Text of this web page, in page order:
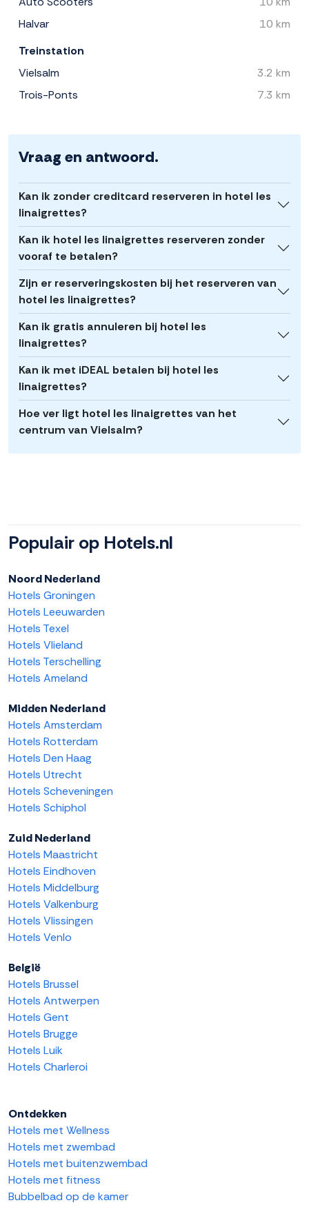
Halvar
10 km
Treinstation
Vielsalm
3.2 km
Trois-Ponts
7.3 km
Vraag en antwoord.
Kan ik zonder creditcard reserveren in hotel les
linaigrettes?
Kan ik hotel les linaigrettes reserveren zonder
vooraf te betalen?
Zijn er reserveringskosten bij het reserveren van
hotel les linaigrettes?
Kan ik gratis annuleren bij hotel les
linaigrettes?
Kan ik met iDEAL betalen bij hotel les
linaigrettes?
Hoe ver ligt hotel les linaigrettes van het
centrum van Vielsalm?
Populair op Hotels.nl
Noord Nederland
Hotels Groningen
Hotels Leeuwarden
Hotels Texel
Hotels Vlieland
Hotels Terschelling
Hotels Ameland
Midden Nederland
Hotels Amsterdam
Hotels Rotterdam
Hotels Den Haag
Hotels Utrecht
Hotels Scheveningen
Hotels Schiphol
Zuid Nederland
Hotels Maastricht
Hotels Eindhoven
Hotels Middelburg
Hotels Valkenburg
Hotels Vlissingen
Hotels Venlo
België
Hotels Brussel
Hotels Antwerpen
Hotels Gent
Hotels Brugge
Hotels Luik
Hotels Charleroi
Ontdekken
Hotels met Wellness
Hotels met zwembad
Hotels met buitenzwembad
Hotels met fitness
Bubbelbad op de kamer